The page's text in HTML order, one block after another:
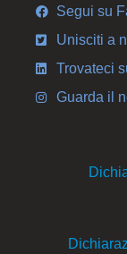
Segui su
Unisciti a
Trovateci
Guarda il